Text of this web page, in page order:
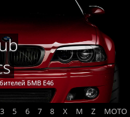
БМВ Е46
3 5 6 7 8 X M Z
MOTO